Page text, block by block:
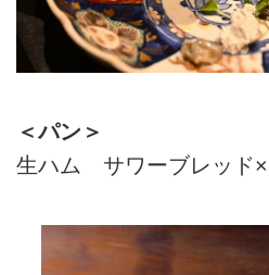
＜パン＞
生ハム サワーブレッド×